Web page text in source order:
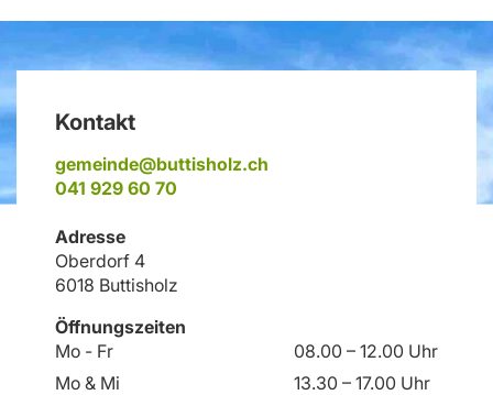
Fussbereich
Kontakt
gemeinde@buttisholz.ch
041 929 60 70
Adresse
Oberdorf 4
6018 Buttisholz
Öffnungszeiten
Mo - Fr
08.00 – 12.00 Uhr
Mo & Mi
13.30 – 17.00 Uhr